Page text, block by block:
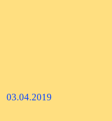
03.04.2019